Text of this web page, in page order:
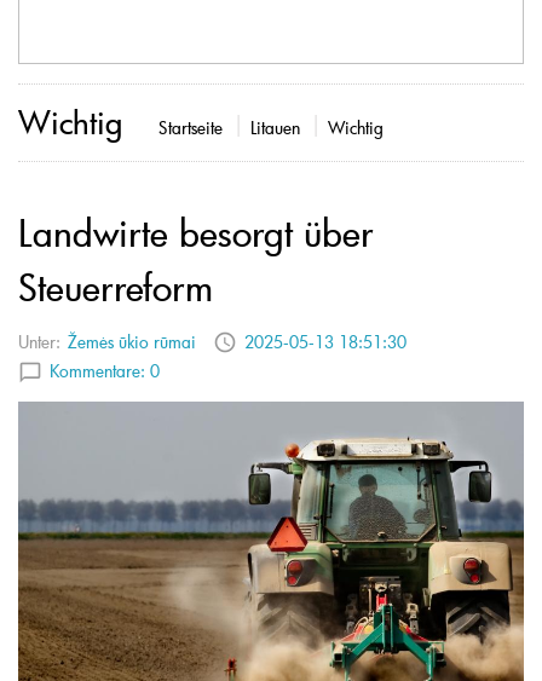
Wichtig Startseite Litauen Wichtig
Landwirte besorgt über
Steuerreform
Unter: Žemės ūkio rūmai
2025-05-13 18:51:30
Kommentare: 0